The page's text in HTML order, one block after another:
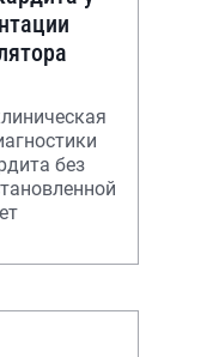
без